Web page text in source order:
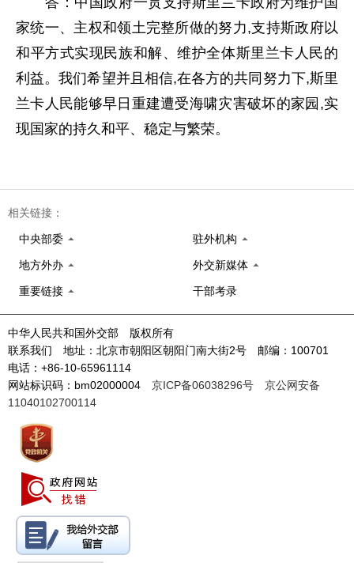
家统一、主权和领土完整所做的努力,支持斯政府以
和平方式实现民族和解、维护全体斯里兰卡人民的
利益。我们希望并且相信,在各方的共同努力下,斯里
兰卡人民能够早日重建遭受海啸灾害破坏的家园,实
现国家的持久和平、稳定与繁荣。
相关链接：
中央部委 驻外机构
地方外办 外交新媒体
重要链接 干部考录
中华人民共和国外交部 版权所有
联系我们 地址：北京市朝阳区朝阳门南大街2号 邮编：100701
电话：+86-10-65961114
网站标识码：bm02000004 京ICP备06038296号
京公网安备
11040102700114